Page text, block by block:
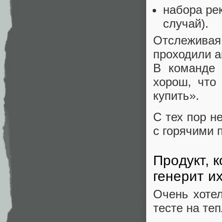
набора
случай).
проходили
В команде
хорош, что
купить».
С тех пор
с горячими
Продукт,
генерит
Очень
тесте на